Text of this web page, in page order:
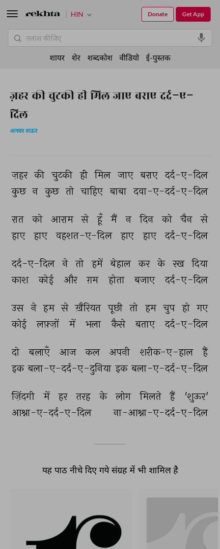
ज़हर की चुटकी ही मिल जाए बराए दर्द-ए-
दिल
अनवर शऊर
ज़हर की चुटकी ही मिल जाए बराए दर्द-ए-दिल
कुछ न कुछ तो चाहिए बाबा दवा-ए-दर्द-ए-दिल
रात को आराम से हूँ मैं न दिन को चैन
से
हाए
हाए वहशत-ए-दिल हाए हाए दर्द-ए-दिल
दर्द-ए-दिल ने तो हमें बेहाल कर के रख दिया
काश
कोई और ग़म होता बजाए दर्द-ए-दिल
उस ने हम से ख़ैरियत पूछी तो हम चुप हो गए
कोई
लफ़्ज़ों में भला कैसे बताए दर्द-ए-दिल
दो बलाएँ आज कल अपनी शरीक-ए-हाल
हैं
इक बला-ए-दर्द-ए-दुनिया इक बला-ए-दर्द-ए-दिल
ज़िंदगी में हर तरह के लोग मिलते हैं
'शुऊर'
आश्ना-ए-दर्द-ए-दिल
ना-आश्ना-ए-दर्द-ए-दिल
यह पाठ नीचे दिए गये संग्रह में भी शामिल है
HIN Get App
Donate
शायर शेर शब्दकोश वीडियो ई-पुस्तक